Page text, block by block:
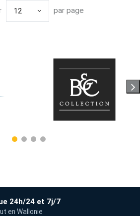
12 par page
24h/24 et 7j/7
en Wallonie